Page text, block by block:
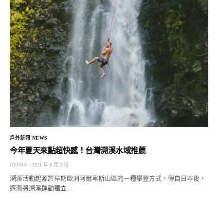
戶外新訊 NEWS
今年夏天來點超快感！台灣溯溪水域推薦
GYUNA 2021 年 8 月 2 日
溯溪活動起源於早期歐洲阿爾卑斯山區的一種攀登方式，傳自日本後，
逐漸將溯溪運動獨立…